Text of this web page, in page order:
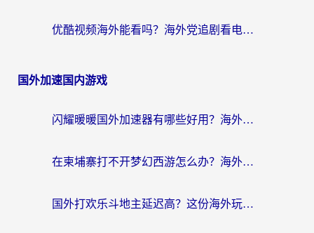
优酷视频海外能看吗？海外党追剧看电影的终极解决方案来了
国外加速国内游戏
闪耀暖暖国外加速器有哪些好用？海外党亲测的国服游戏加速终极指南
在柬埔寨打不开梦幻西游怎么办？海外玩家国服游戏加速终极指南
国外打欢乐斗地主延迟高？这份海外玩家国服游戏加速指南帮你解决卡顿烦恼